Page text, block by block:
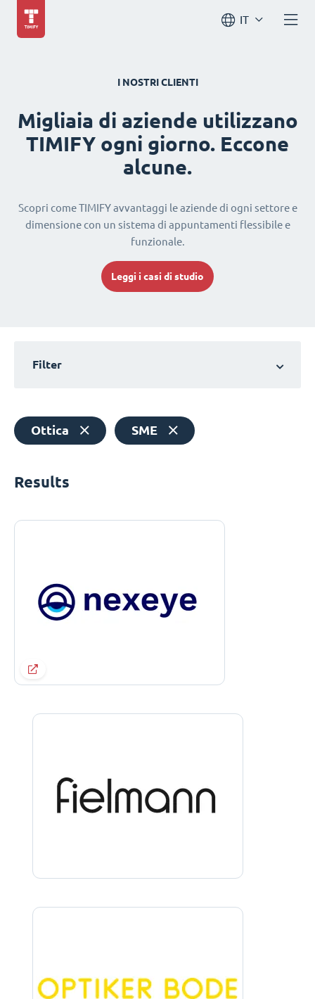
IT
I NOSTRI CLIENTI
Migliaia di aziende utilizzano
TIMIFY ogni giorno. Eccone
alcune.
Scopri come TIMIFY avvantaggi le aziende di ogni settore e
dimensione con un sistema di appuntamenti flessibile e
funzionale.
Leggi i casi di studio
Filter
Ottica SME
Results